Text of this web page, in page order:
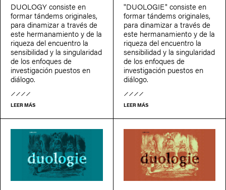
DUOLOGY consiste en
formar tándems originales,
para dinamizar a través de
este hermanamiento y de la
riqueza del encuentro la
sensibilidad y la singularidad
de los enfoques de
investigación puestos en
diálogo.
LEER MÁS
"DUOLOGIE" consiste en
formar tándems originales,
para dinamizar a través de
este hermanamiento y de la
riqueza del encuentro la
sensibilidad y la singularidad
de los enfoques de
investigación puestos en
diálogo.
LEER MÁS